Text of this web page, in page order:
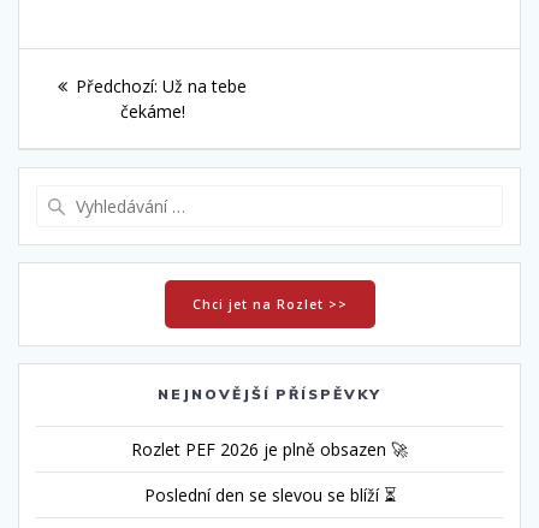
Navigace
příspěvek
Předchozí: Předchozí
příspěvek:
Už na tebe
čekáme!
Chci jet na Rozlet >>
NEJNOVĚJŠÍ PŘÍSPĚVKY
Rozlet PEF 2026 je plně obsazen 🚀
Poslední den se slevou se blíží ⏳